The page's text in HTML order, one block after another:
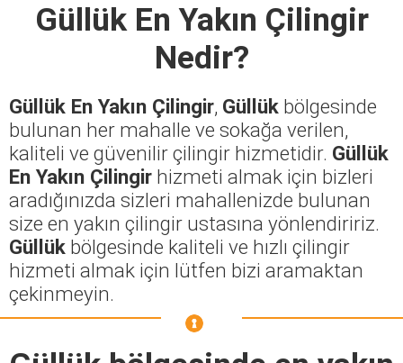
Güllük En Yakın Çilingir
Nedir?
Güllük En Yakın Çilingir, Güllük bölgesinde
bulunan her mahalle ve sokağa verilen,
kaliteli ve güvenilir çilingir hizmetidir. Güllük
En Yakın Çilingir hizmeti almak için bizleri
aradığınızda sizleri mahallenizde bulunan
size en yakın çilingir ustasına yönlendiririz.
Güllük bölgesinde kaliteli ve hızlı çilingir
hizmeti almak için lütfen bizi aramaktan
çekinmeyin.